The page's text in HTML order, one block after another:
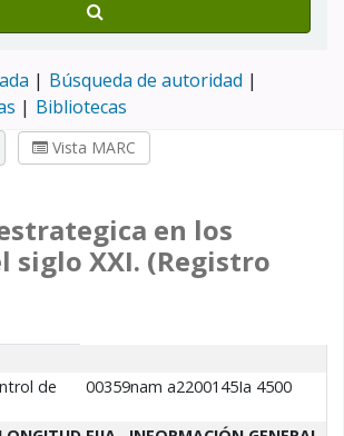
Búsqueda de autoridad
Bibliotecas
Vista MARC
en los
siglo XXI. (Registro
de
00359nam a2200145Ia 4500